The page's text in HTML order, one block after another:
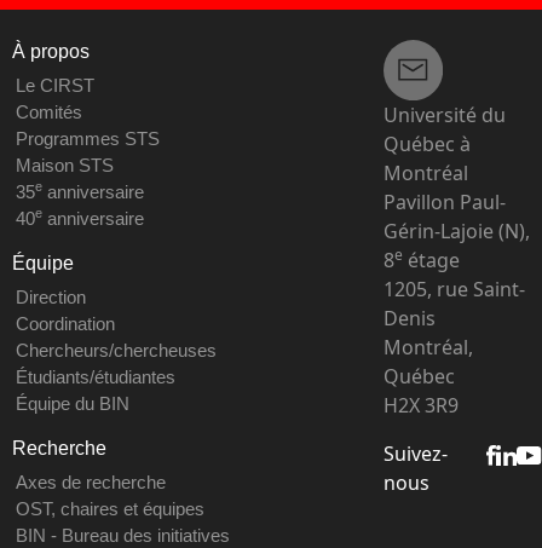
À propos
Le CIRST
Comités
Programmes STS
Maison STS
35eanniversaire
40eanniversaire
Équipe
Direction
Coordination
Chercheurs/chercheuses
Étudiants/étudiantes
Équipe du BIN
Recherche
Axes de recherche
OST, chaires et équipes
BIN - Bureau des initiatives
Université du
Québec à
Montréal
Pavillon Paul-
Gérin-Lajoie (N),
8e étage
1205, rue Saint-
Denis
Montréal,
Québec
H2X 3R9
Suivez-
nous